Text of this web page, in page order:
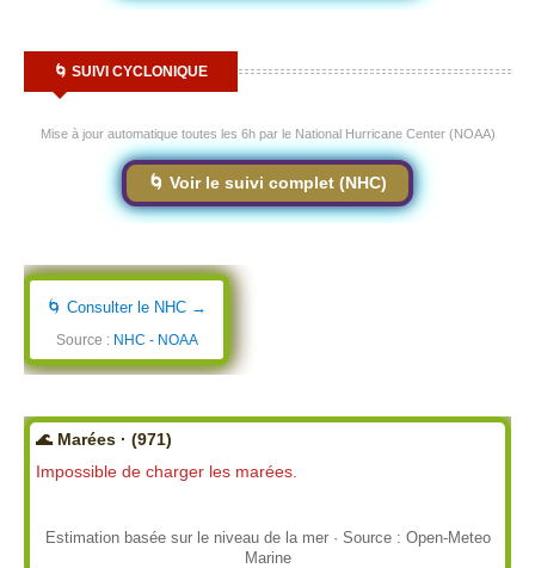
🌀 SUIVI CYCLONIQUE
Mise à jour automatique toutes les 6h par le National Hurricane Center (NOAA)
🌀 Voir le suivi complet (NHC)
🌀 Consulter le NHC →
Source : NHC - NOAA
🌊 Marées · (971)
Impossible de charger les marées.
Estimation basée sur le niveau de la mer · Source : Open-Meteo
Marine